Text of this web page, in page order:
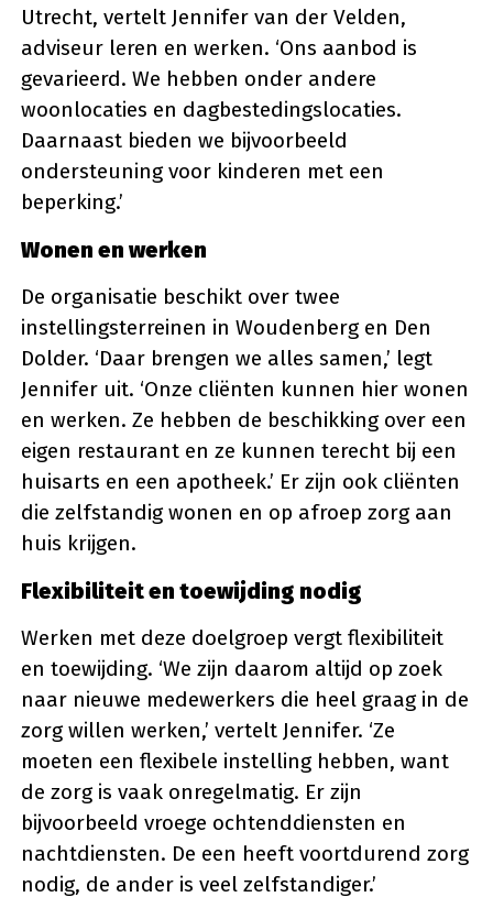
Utrecht, vertelt Jennifer van der Velden,
adviseur leren en werken. ‘Ons aanbod is
gevarieerd. We hebben onder andere
woonlocaties en dagbestedingslocaties.
Daarnaast bieden we bijvoorbeeld
ondersteuning voor kinderen met een
beperking.’
Wonen en werken
De organisatie beschikt over twee
instellingsterreinen in Woudenberg en Den
Dolder. ‘Daar brengen we alles samen,’ legt
Jennifer uit. ‘Onze cliënten kunnen hier wonen
en werken. Ze hebben de beschikking over een
eigen restaurant en ze kunnen terecht bij een
huisarts en een apotheek.’ Er zijn ook cliënten
die zelfstandig wonen en op afroep zorg aan
huis krijgen.
Flexibiliteit en toewijding nodig
Werken met deze doelgroep vergt flexibiliteit
en toewijding. ‘We zijn daarom altijd op zoek
naar nieuwe medewerkers die heel graag in de
zorg willen werken,’ vertelt Jennifer. ‘Ze
moeten een flexibele instelling hebben, want
de zorg is vaak onregelmatig. Er zijn
bijvoorbeeld vroege ochtenddiensten en
nachtdiensten. De een heeft voortdurend zorg
nodig, de ander is veel zelfstandiger.’